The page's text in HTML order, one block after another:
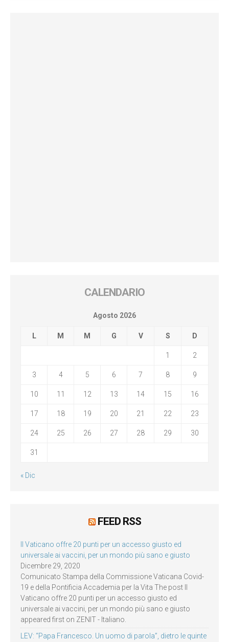
CALENDARIO
Agosto 2026
L M M G V S D
1 2
3 4 5 6 7 8 9
10 11 12 13 14 15 16
17 18 19 20 21 22 23
24 25 26 27 28 29 30
31
« Dic
FEED RSS
Il Vaticano offre 20 punti per un accesso giusto ed
universale ai vaccini, per un mondo più sano e giusto
Dicembre 29, 2020
Comunicato Stampa della Commissione Vaticana Covid-
19 e della Pontificia Accademia per la Vita The post Il
Vaticano offre 20 punti per un accesso giusto ed
universale ai vaccini, per un mondo più sano e giusto
appeared first on ZENIT - Italiano.
LEV: “Papa Francesco. Un uomo di parola”, dietro le quinte